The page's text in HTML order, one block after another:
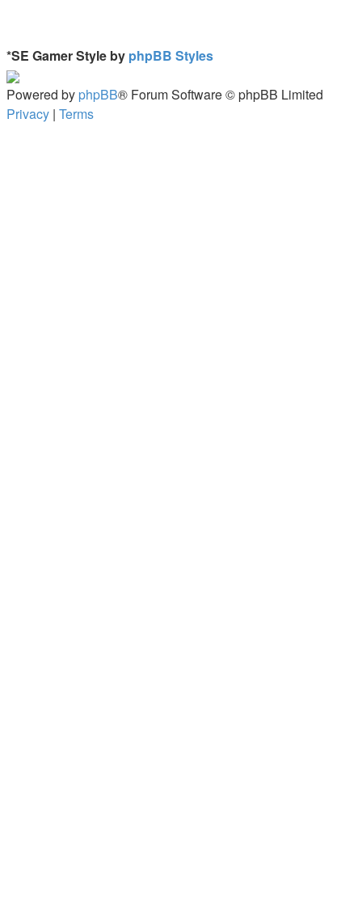
*SE Gamer Style by phpBB Styles
Powered by phpBB® Forum Software © phpBB Limited
Privacy | Terms